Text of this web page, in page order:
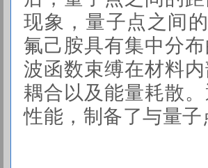
现象，量子点之间
氟己胺具有集中分
波函数束缚在材料
耦合以及能量耗散
性能，制备了与量